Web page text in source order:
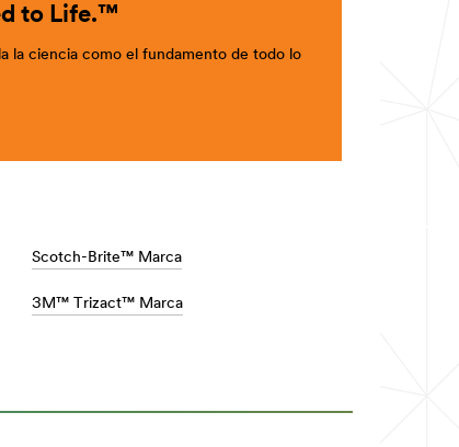
to Life.™
la ciencia como el fundamento de todo lo
Scotch-Brite™ Marca
3M™ Trizact™ Marca